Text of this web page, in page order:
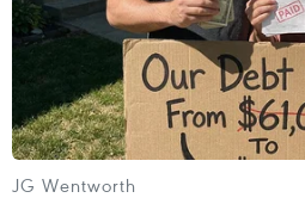
JG Wentworth